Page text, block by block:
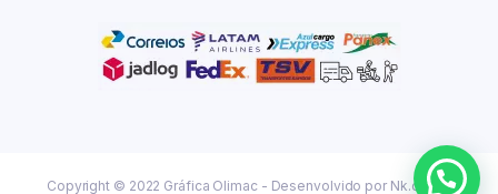
Copyright © 2022 Gráfica Olimac - Desenvolvido por Nk.dev.br